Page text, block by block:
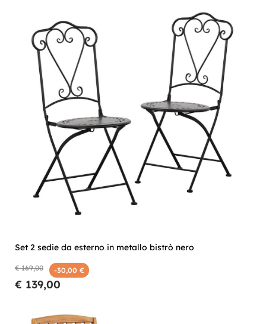
Set 2 sedie da esterno in metallo bistrò nero
€ 169,00 -30,00 €
€ 139,00